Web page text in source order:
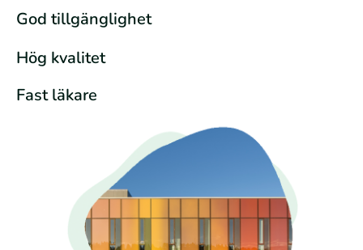
God tillgänglighet
Hög kvalitet
Fast läkare